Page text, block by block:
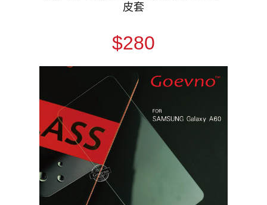
皮套
$280